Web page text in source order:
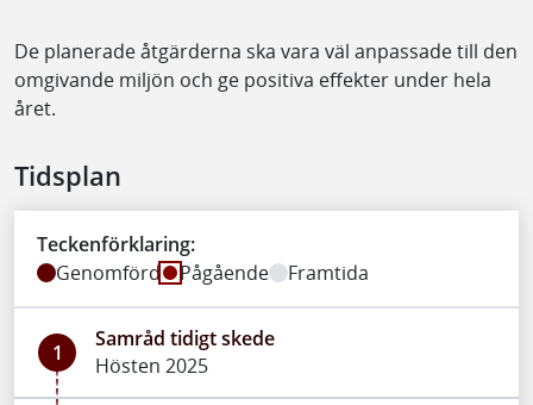
De planerade åtgärderna ska vara väl anpassade till den
omgivande miljön och ge positiva effekter under hela
året.
Tidsplan
Teckenförklaring:
Genomförd
Pågående Framtida
1
Samråd tidigt skede
Hösten 2025